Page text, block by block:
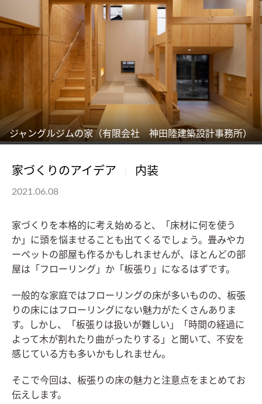
ジャングルジムの家（有限会社 神田陸建築設計事務所）
家づくりのアイデア 内装
2021.06.08
家づくりを本格的に考え始めると、「床材に何を使う
か」に頭を悩ませることも出てくるでしょう。畳みやカ
ーペットの部屋も作るかもしれませんが、ほとんどの部
屋は「フローリング」か「板張り」になるはずです。
一般的な家庭ではフローリングの床が多いものの、板張
りの床にはフローリングにない魅力がたくさんありま
す。しかし、「板張りは扱いが難しい」「時間の経過に
よって木が割れたり曲がったりする」と聞いて、不安を
感じている方も多いかもしれません。
そこで今回は、板張りの床の魅力と注意点をまとめてお
伝えします。